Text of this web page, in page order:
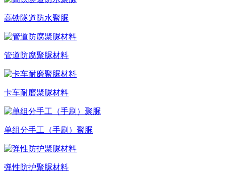
高铁隧道防水聚脲
管道防腐聚脲材料
卡车耐磨聚脲材料
单组分手工（手刷）聚脲
弹性防护聚脲材料